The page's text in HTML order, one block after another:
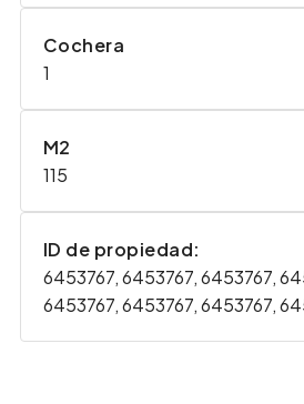
Cochera
1
M2
115
ID de propiedad:
6453767, 6453767, 6453767,
6453767, 6453767, 6453767,